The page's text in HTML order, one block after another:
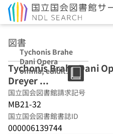
図書
Tychonis Brahe
Dani Opera
omnia, edidit
I.L.E. Dreyer ...
Tychonis Brahe Dani
Dreyer ...
国立国会図書館請求記号
MB21-32
国立国会図書館書誌ID
000006139744